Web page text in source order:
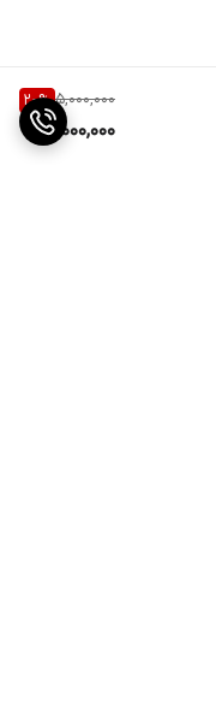
5,000,000
20%
4,000,000